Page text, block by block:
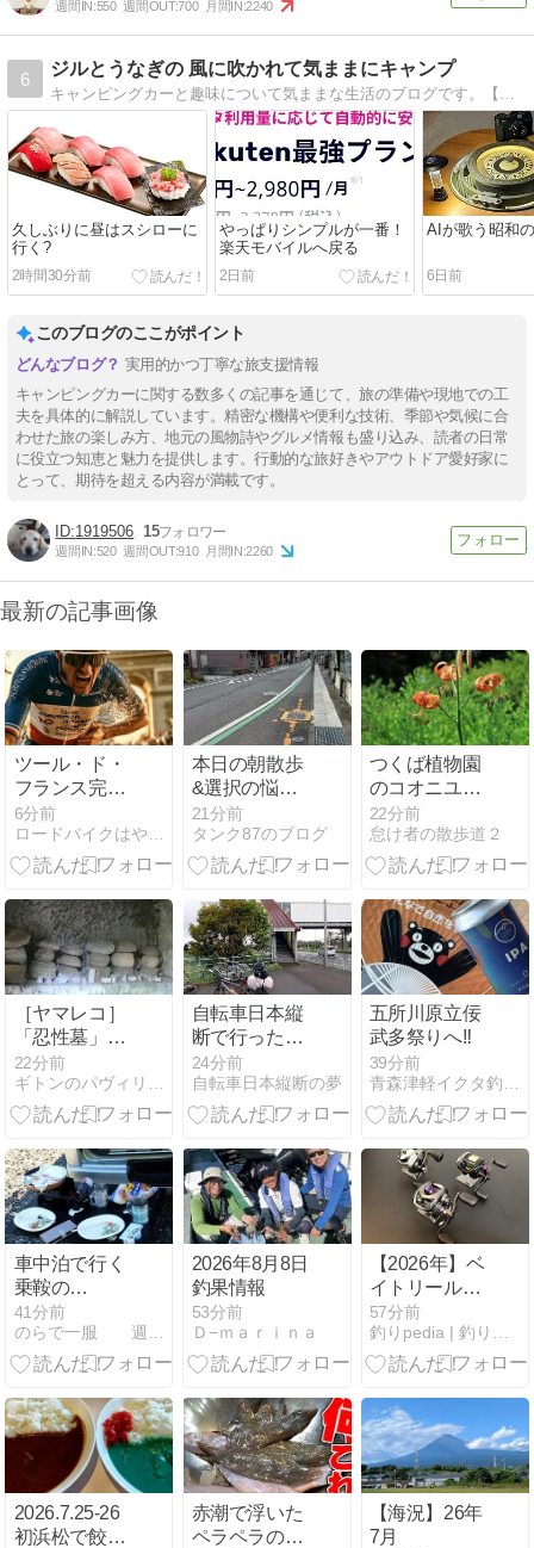
週間IN:550 週間OUT:700 月間IN:2240
6
ジルとうなぎの 風に吹かれて気ままにキャンプ
久しぶりに昼はスシローに
行く?
2時間30分前
やっぱりシンプルが一番！
楽天モバイルへ戻る
2日前
AIが歌う昭和
6日前
このブログのここがポイント
実用的かつ丁寧な旅支援情報
キャンピングカーに関する数多くの記事を通じて、旅の準備や現地での工
夫を具体的に解説しています。精密な機構や便利な技術、季節や気候に合
わせた旅の楽しみ方、地元の風物詩やグルメ情報も盛り込み、読者の日常
に役立つ知恵と魅力を提供します。行動的な旅好きやアウトドア愛好家に
とって、期待を超える内容が満載です。
1919506 15
週間IN:520 週間OUT:910 月間IN:2260
最新の記事画像
ツール・ド・
フランス完走
のドリアン・
ゴドン、落車
で肋骨4本骨
た?
6分前
本日の朝散歩
&選択の悩み
解消^o^
21分前
タンク87のブログ
つくば植物園
のコオニユリ
の花
22分前
怠け者の散歩道２
［ヤマレコ］
「忍性墓」と
「大仏やぐら
群」 (2)
22分前
自転車日本縦
断で行った駅
81 南千歳（千
歳空港）
24分前
自転車日本縦断の夢
五所川原立佞
武多祭りへ‼
39分前
車中泊で行く
乗鞍の
旅・・・最終
回
41分前
のらで一服 週末百姓物語と鉄の庵生活
2026年8月8日
釣果情報
53分前
Ｄ−ｍａｒｉｎａ
【2026年】ベ
イトリールの
コスパ最強モ
デルは？実際
に使った感想
57分前
釣りpedia | 釣りに関する人物をお届け
2026.7.25-26
初浜松で餃子
赤潮で浮いた
ペラペラの魚
【海況】26年
7月